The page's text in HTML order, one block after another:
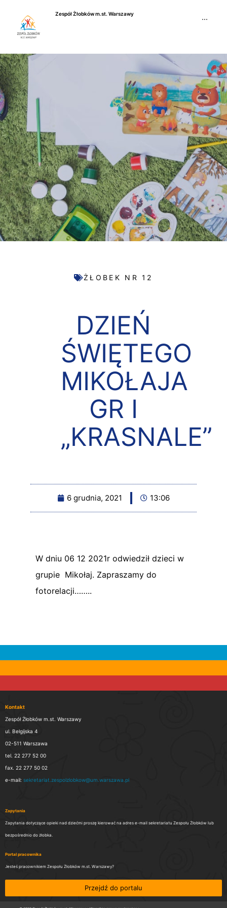
Zespół Żłobków m.st. Warszawy
···
ŻŁOBEK NR 12
DZIEŃ
ŚWIĘTEGO
MIKOŁAJA
GR I
„KRASNALE”
6 grudnia, 2021 13:06
W dniu 06 12 2021r odwiedził dzieci w
grupie Mikołaj. Zapraszamy do
fotorelacji……..
Kontakt
Zespół Żłobków m.st. Warszawy
ul. Belgijska 4
02-511 Warszawa
tel. 22 277 52 00
fax. 22 277 50 02
e-mail: sekretariat.zespolzlobkow@um.warszawa.pl
Zapytania
Zapytania dotyczące opieki nad dziećmi proszę kierować na adres e-mail sekretariatu Zespołu Żłobków lub
bezpośrednio do żłobka.
Portal pracownika
Jesteś pracownikiem Zespołu Żłobków m.st. Warszawy?
Przejdź do portalu